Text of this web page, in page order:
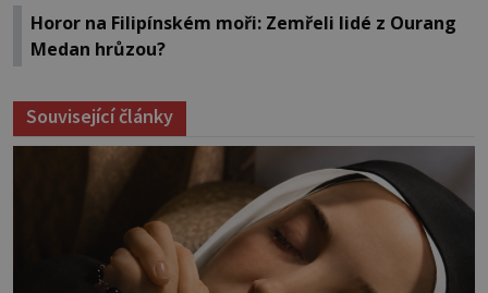
Horor na Filipínském moři: Zemřeli lidé z Ourang
Medan hrůzou?
Související články